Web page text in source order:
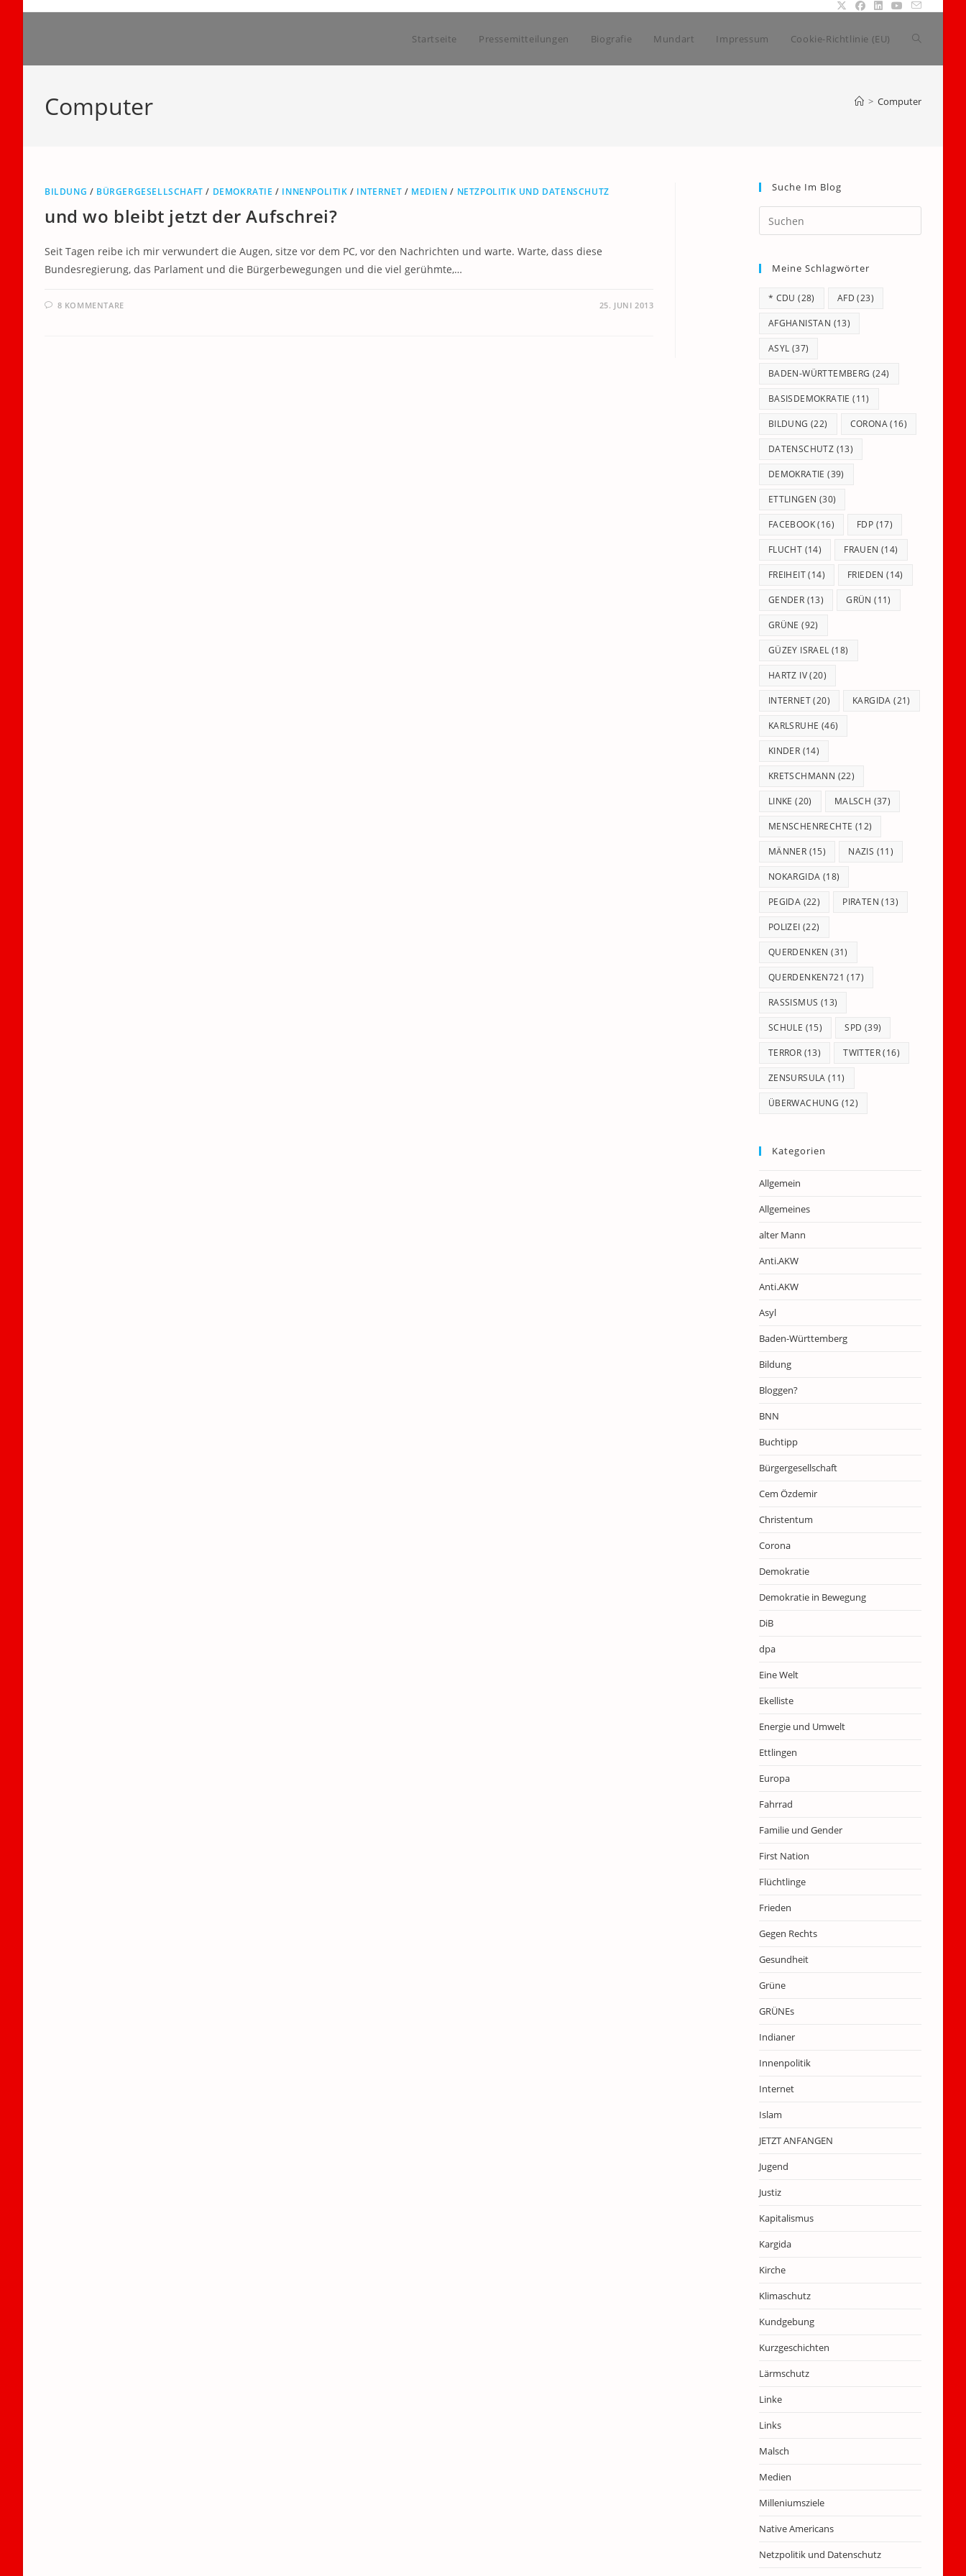
Startseite Pressemitteilungen Biografie Mundart Impressum Cookie-Richtlinie (EU) Website-
Computer > Computer
BILDUNG / BÜRGERGESELLSCHAFT / DEMOKRATIE / INNENPOLITIK / INTERNET / MEDIEN / NETZPOLITIK UND DATENSCHUTZ
und wo bleibt jetzt der Aufschrei?
Seit Tagen reibe ich mir verwundert die Augen, sitze vor dem PC, vor den Nachrichten und warte. Warte, dass diese
Bundesregierung, das Parlament und die Bürgerbewegungen und die viel gerühmte,…
8 KOMMENTARE 25. JUNI 2013
Suche Im Blog
Escape
Meine Schlagwörter
* CDU (28) AFD (23)
AFGHANISTAN (13)
ASYL (37)
BADEN-WÜRTTEMBERG (24)
BASISDEMOKRATIE (11)
BILDUNG (22) CORONA(16)
DATENSCHUTZ (13)
DEMOKRATIE (39)
ETTLINGEN (30)
FACEBOOK(16) FDP (17)
FLUCHT (14) FRAUEN (14)
FREIHEIT(14) FRIEDEN (14)
GENDER (13) GRÜN (11)
GRÜNE (92)
GÜZEY ISRAEL (18)
HARTZ IV(20)
INTERNET(20) KARGIDA (21)
KARLSRUHE (46)
KINDER (14)
KRETSCHMANN (22)
LINKE (20) MALSCH (37)
MENSCHENRECHTE (12)
MÄNNER (15) NAZIS (11)
NOKARGIDA (18)
PEGIDA (22) PIRATEN (13)
POLIZEI (22)
QUERDENKEN (31)
QUERDENKEN721 (17)
RASSISMUS (13)
SCHULE (15) SPD (39)
TERROR (13) TWITTER(16)
ZENSURSULA (11)
ÜBERWACHUNG (12)
Kategorien
Allgemein
Allgemeines
alter Mann
Anti.AKW
Anti.AKW
Asyl
Baden-Württemberg
Bildung
Bloggen?
BNN
Buchtipp
Bürgergesellschaft
Cem Özdemir
Christentum
Corona
Demokratie
Demokratie in Bewegung
DiB
dpa
Eine Welt
Ekelliste
Energie und Umwelt
Ettlingen
Europa
Fahrrad
Familie und Gender
First Nation
Flüchtlinge
Frieden
Gegen Rechts
Gesundheit
Grüne
GRÜNEs
Indianer
Innenpolitik
Internet
Islam
JETZT ANFANGEN
Jugend
Justiz
Kapitalismus
Kargida
Kirche
Klimaschutz
Kundgebung
Kurzgeschichten
Lärmschutz
Linke
Links
Malsch
Medien
Milleniumsziele
Native Americans
Netzpolitik und Datenschutz